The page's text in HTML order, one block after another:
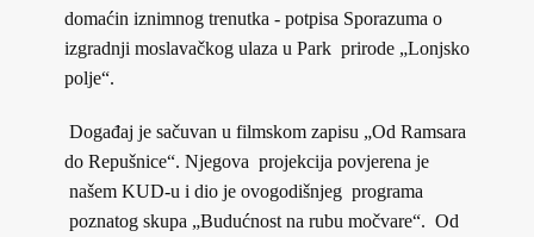
domaćin iznimnog trenutka - potpisa Sporazuma o
izgradnji moslavačkog ulaza u Park prirode „Lonjsko
polje“.
Događaj je sačuvan u filmskom zapisu „Od Ramsara
do Repušnice“. Njegova projekcija povjerena je
našem KUD-u i dio je ovogodišnjeg programa
poznatog skupa „Budućnost na rubu močvare“. Od